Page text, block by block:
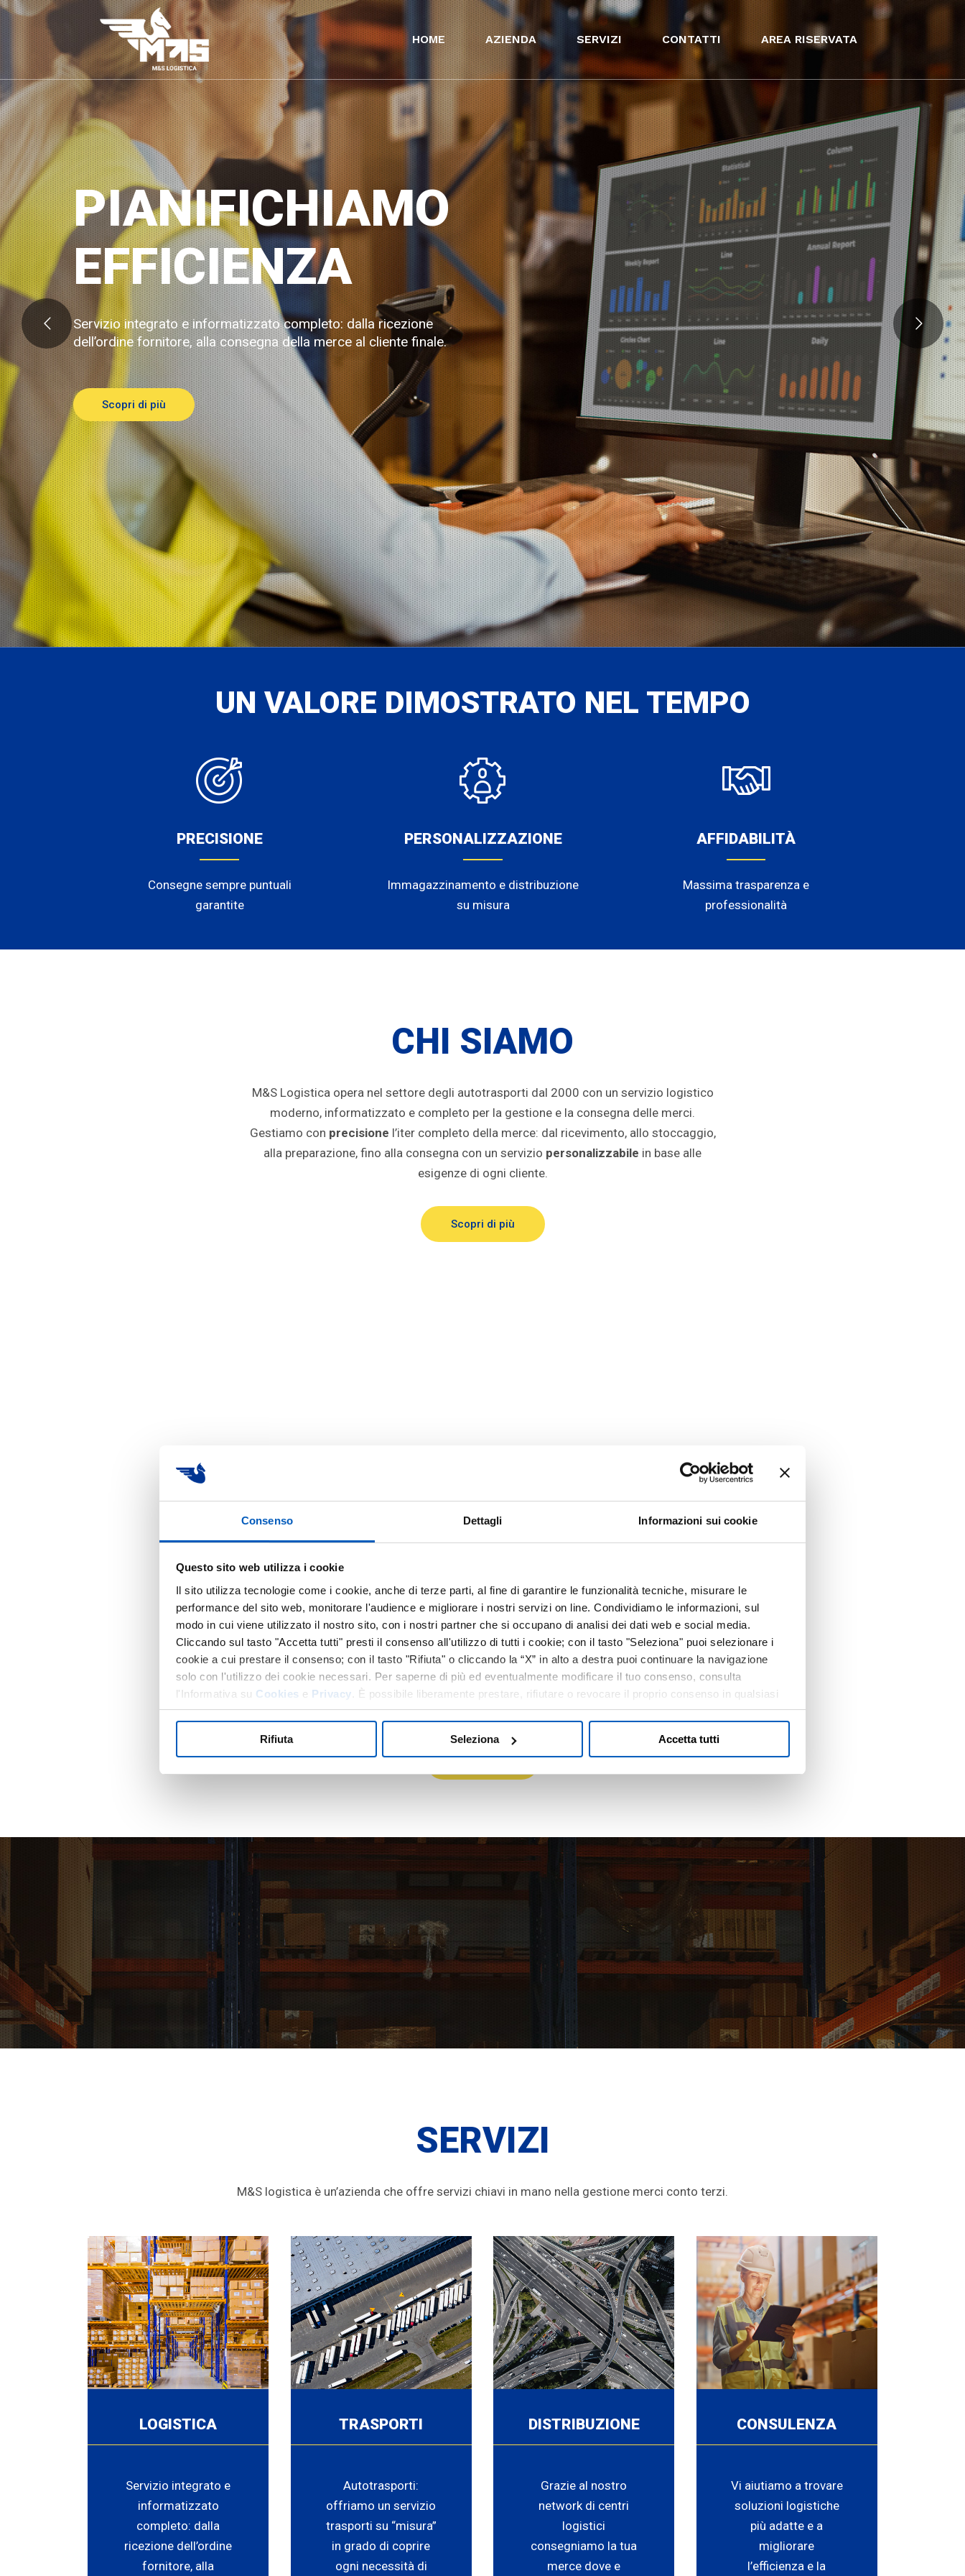
Consenso Dettagli Informazioni sui cookie
Questo sito web utilizza i cookie
Il sito utilizza tecnologie come i cookie, anche di terze parti, al fine di garantire le funzionalità tecniche, misurare le
performance del sito web, monitorare l'audience e migliorare i nostri servizi on line. Condividiamo le informazioni, sul
modo in cui viene utilizzato il nostro sito, con i nostri partner che si occupano di analisi dei dati web e social media.
Cliccando sul tasto "Accetta tutti" presti il consenso all'utilizzo di tutti i cookie; con il tasto "Seleziona" puoi selezionare i
cookie a cui prestare il consenso; con il tasto "Rifiuta" o cliccando la “X” in alto a destra puoi continuare la navigazione
solo con l'utilizzo dei cookie necessari. Per saperne di più ed eventualmente modificare il tuo consenso, consulta
l'Informativa su Cookies e Privacy . È possibile liberamente prestare, rifiutare o revocare il proprio consenso in qualsiasi
momento, accedendo al pannello Mostra Dettagli.
Rifiuta Seleziona Accetta tutti
HOME AZIENDA SERVIZI CONTATTI AREA RISERVATA
Servizio integrato e informatizzato completo: dalla ricezione
dell’ordine fornitore, alla consegna della merce al cliente finale.
PIANIFICHIAMO
EFFICIENZA
Scopri di più
UN VALORE DIMOSTRATO NEL TEMPO
PRECISIONE
Consegne sempre puntuali
garantite
PERSONALIZZAZIONE
Immagazzinamento e distribuzione
su misura
AFFIDABILITÀ
Massima trasparenza e
professionalità
CHI SIAMO
M&S Logistica opera nel settore degli autotrasporti dal 2000 con un servizio logistico
moderno, informatizzato e completo per la gestione e la consegna delle merci.
Gestiamo con precisione l’iter completo della merce: dal ricevimento, allo stoccaggio,
alla preparazione, fino alla consegna con un servizio personalizzabile in base alle
esigenze di ogni cliente.
Scopri di più
OFFRIAMO SERVIZI
STUDIATI SU MISURA PER
OGNI ESIGENZA
Contattaci
SERVIZI
M&S logistica è un’azienda che offre servizi chiavi in mano nella gestione merci conto terzi.
LOGISTICA
Servizio integrato e
informatizzato
completo: dalla
ricezione dell’ordine
fornitore, alla
TRASPORTI
Autotrasporti:
offriamo un servizio
trasporti su “misura”
in grado di coprire
ogni necessità di
DISTRIBUZIONE
Grazie al nostro
network di centri
logistici
consegniamo la tua
merce dove e
CONSULENZA
Vi aiutiamo a trovare
soluzioni logistiche
più adatte e a
migliorare
l’efficienza e la